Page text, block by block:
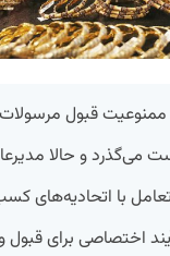
قبول مرسولات
می‌گذرد و حالا
با اتحادیه‌های
اختصاصی برای